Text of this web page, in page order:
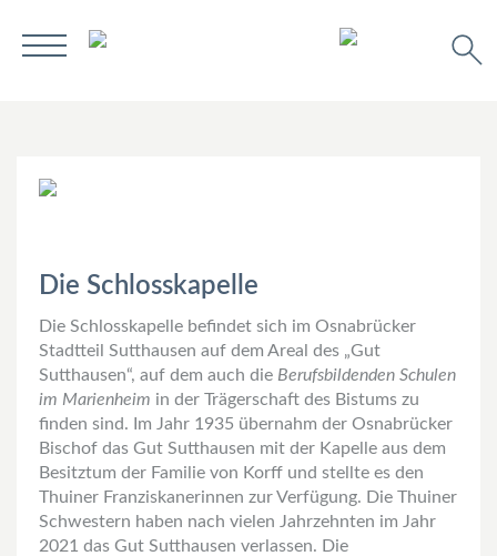
Die Schlosskapelle
Die Schlosskapelle befindet sich im Osnabrücker
Stadtteil Sutthausen auf dem Areal des „Gut
Sutthausen“, auf dem auch die Berufsbildenden Schulen
im Marienheim in der Trägerschaft des Bistums zu
finden sind. Im Jahr 1935 übernahm der Osnabrücker
Bischof das Gut Sutthausen mit der Kapelle aus dem
Besitztum der Familie von Korff und stellte es den
Thuiner Franziskanerinnen zur Verfügung. Die Thuiner
Schwestern haben nach vielen Jahrzehnten im Jahr
2021 das Gut Sutthausen verlassen. Die